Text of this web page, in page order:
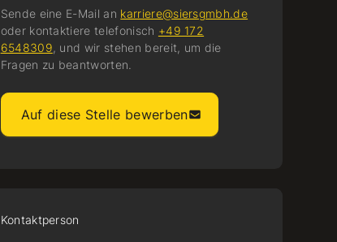
Sende eine E-Mail an karriere@siersgmbh.de
oder kontaktiere telefonisch +49 172
6548309, und wir stehen bereit, um die
Fragen zu beantworten.
Auf diese Stelle bewerben
Kontaktperson